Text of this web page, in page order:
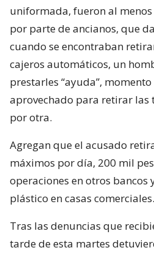
uniformada, fueron al
por parte de ancianos, que
cuando se encontraban
cajeros automáticos, un
prestarles “ayuda”,
aprovechado para retirar las
por otra.
Agregan que el acusado
máximos por día, 200 mil
operaciones en otros bancos
plástico en casas comerciales.
Tras las denuncias que
tarde de esta martes